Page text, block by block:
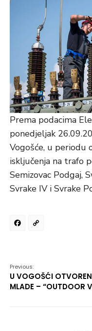
Prema podacima
ponedjeljak
Vogošće, u periodu
isključenja na trafo
Semizovac Podgaj,
Svrake IV i Svrake
Facebook
Previous:
U VOGOŠĆI
MLADE – “OUTDOOR